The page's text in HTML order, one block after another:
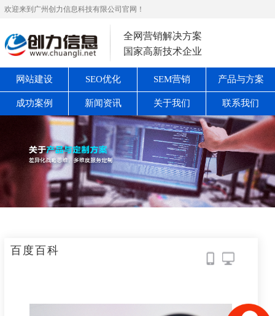
欢迎来到广州创力信息科技有限公司官网！
全网营销解决方案
国家高新技术企业
网站建设 SEO优化 SEM营销 产品与方案
成功案例 新闻资讯 关于我们 联系我们
百度百科